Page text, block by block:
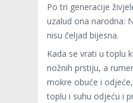
Po tri generacije
uzalud ona narodna:
nisu čeljad bijesna.
Kada se vrati u toplu
nožnih prstiju, a
mokre obuće i
toplu i suhu odjeću i